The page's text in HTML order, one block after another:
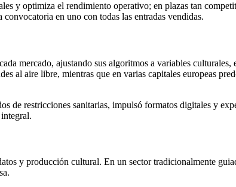
y optimiza el rendimiento operativo; en plazas tan
en uno con todas las entradas vendidas.
mercado, ajustando sus algoritmos a variables culturales,
al aire libre, mientras que en varias capitales europeas
de restricciones sanitarias, impulsó formatos digitales y
y producción cultural. En un sector tradicionalmente